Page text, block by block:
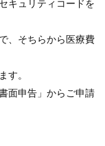
キュリティコードを
、そちらから医療費
す。
面申告」からご申請